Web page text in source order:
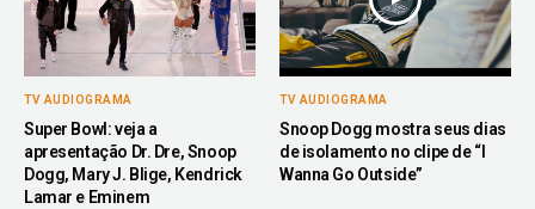
TV AUDIOGRAMA
Super Bowl: veja a
apresentação Dr. Dre, Snoop
Dogg, Mary J. Blige, Kendrick
Lamar e Eminem
TV AUDIOGRAMA
Snoop Dogg mostra seus dias
de isolamento no clipe de “I
Wanna Go Outside”